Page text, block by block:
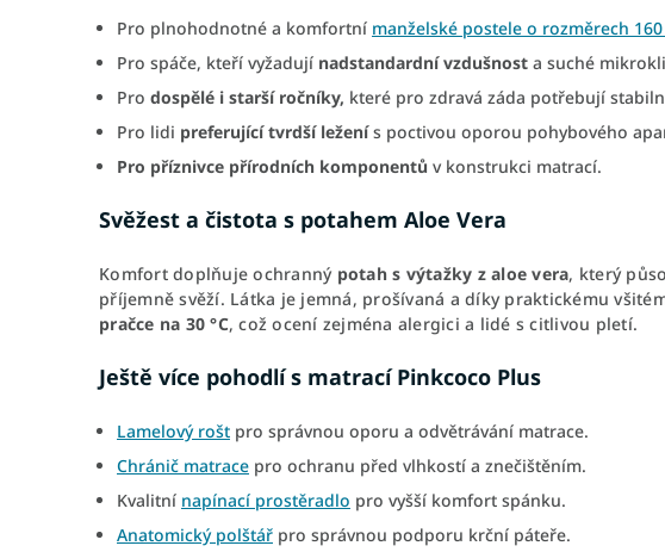
Pro plnohodnotné a komfortní manželské postele o rozměrech
Pro spáče, kteří vyžadují nadstandardní vzdušnost a suché
Pro dospělé i starší ročníky, které pro zdravá záda potřebují
Pro lidi preferující tvrdší leženís poctivou oporou pohybového
Pro příznivce přírodních komponentů v konstrukci matrací.
Svěžest a čistota s potahem Aloe Vera
Komfort doplňuje ochranný potah s výtažky z aloe vera, který
příjemně svěží. Látka je jemná, prošívaná a díky praktickému
pračce na 30 °C, což ocení zejména alergici a lidé s citlivou pletí.
Ještě více pohodlí s matrací Pinkcoco Plus
Lamelový rošt pro správnou oporu a odvětrávání matrace.
Chránič matrace pro ochranu před vlhkostí a znečištěním.
Kvalitní napínací prostěradlo pro vyšší komfort spánku.
Anatomický polštář pro správnou podporu krční páteře.